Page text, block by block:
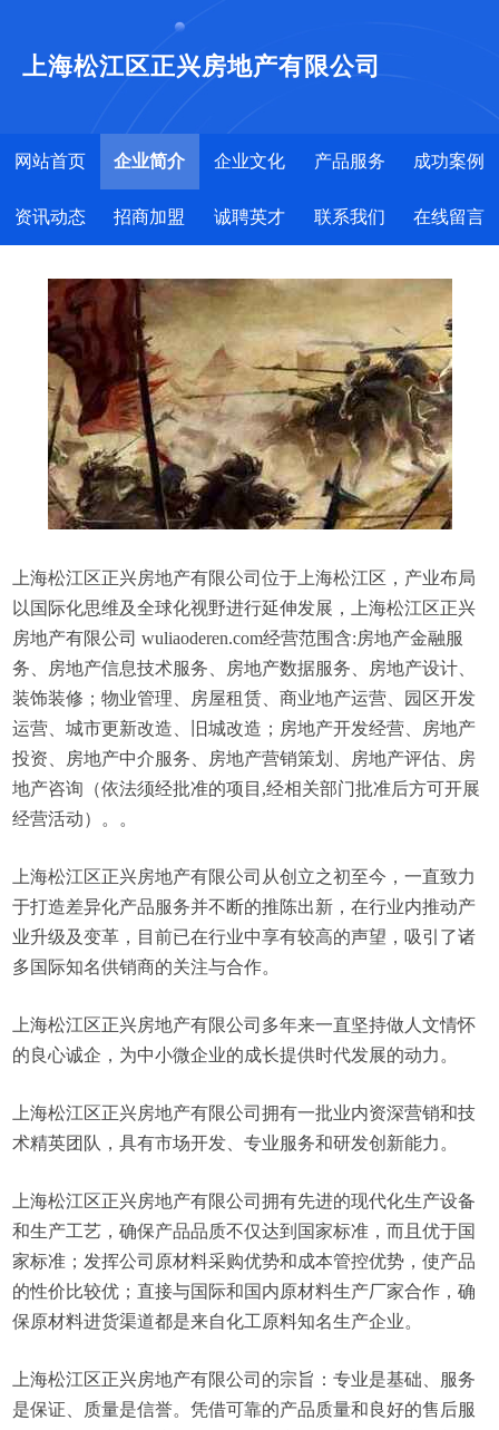
上海松江区正兴房地产有限公司
网站首页 企业简介 企业文化 产品服务 成功案例
资讯动态 招商加盟 诚聘英才 联系我们 在线留言
上海松江区正兴房地产有限公司位于上海松江区，产业布局
以国际化思维及全球化视野进行延伸发展，上海松江区正兴
房地产有限公司 wuliaoderen.com经营范围含:房地产金融服
务、房地产信息技术服务、房地产数据服务、房地产设计、
装饰装修；物业管理、房屋租赁、商业地产运营、园区开发
运营、城市更新改造、旧城改造；房地产开发经营、房地产
投资、房地产中介服务、房地产营销策划、房地产评估、房
地产咨询（依法须经批准的项目,经相关部门批准后方可开展
经营活动）。。
上海松江区正兴房地产有限公司从创立之初至今，一直致力
于打造差异化产品服务并不断的推陈出新，在行业内推动产
业升级及变革，目前已在行业中享有较高的声望，吸引了诸
多国际知名供销商的关注与合作。
上海松江区正兴房地产有限公司多年来一直坚持做人文情怀
的良心诚企，为中小微企业的成长提供时代发展的动力。
上海松江区正兴房地产有限公司拥有一批业内资深营销和技
术精英团队，具有市场开发、专业服务和研发创新能力。
上海松江区正兴房地产有限公司拥有先进的现代化生产设备
和生产工艺，确保产品品质不仅达到国家标准，而且优于国
家标准；发挥公司原材料采购优势和成本管控优势，使产品
的性价比较优；直接与国际和国内原材料生产厂家合作，确
保原材料进货渠道都是来自化工原料知名生产企业。
上海松江区正兴房地产有限公司的宗旨：专业是基础、服务
是保证、质量是信誉。凭借可靠的产品质量和良好的售后服